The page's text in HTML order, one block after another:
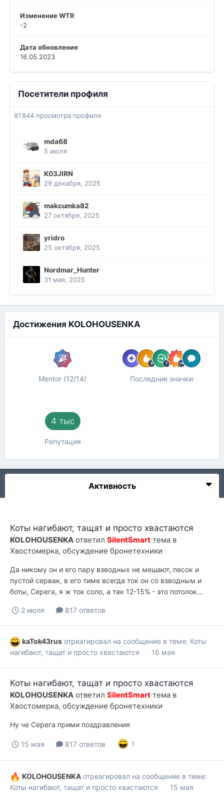
Изменение WTR
-2
Дата обновления
16.05.2023
Посетители профиля
81 844 просмотра профиля
mda68
5 июля
K03JIRN
29 декабря, 2025
makcumka82
27 октября, 2025
yridro
25 октября, 2025
Nordmar_Hunter
31 мая, 2025
Достижения KOLOHOUSENKA
Mentor (12/14) Последние значки
4 тыс
Репутация
Активность
Коты нагибают, тащат и просто хвастаются
KOLOHOUSENKA ответил SilentSmart тема в
Хвостомерка, обсуждение бронетехники
Да никому он и его пару взводных не мешают, песок и
пустой сервак, в его тиме всегда ток он со взводным и
боты, Серега, я ж ток соло, а так 12-15% - это потолок...
2 июля 817 ответов
kaTok43rus отреагировал на сообщение в теме: Коты
нагибают, тащат и просто хвастаются
16 мая
Коты нагибают, тащат и просто хвастаются
KOLOHOUSENKA ответил SilentSmart тема в
Хвостомерка, обсуждение бронетехники
Ну че Серега прими поздравления
15 мая 817 ответов 1
KOLOHOUSENKA отреагировал на сообщение в теме:
Коты нагибают, тащат и просто хвастаются
15 мая